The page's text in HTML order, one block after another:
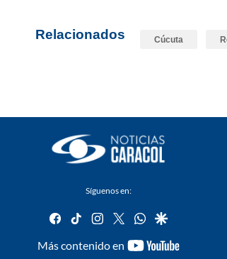
Relacionados Cúcuta
Síguenos en:
facebook
tiktok instagram
twitterwhatsapp
google
Más contenido en
youtube-